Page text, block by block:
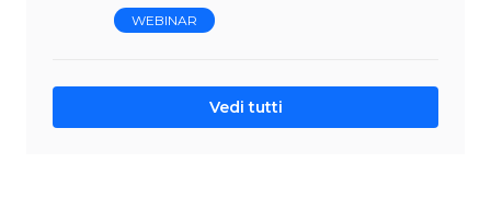
WEBINAR
Vedi tutti